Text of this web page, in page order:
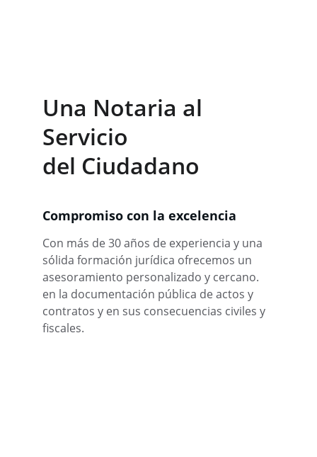
Una Notaria al
Servicio
del Ciudadano
Con más de 30 años de experiencia y una
sólida formación jurídica ofrecemos un
asesoramiento personalizado y cercano.
en la documentación pública de actos y
contratos y en sus consecuencias civiles y
fiscales.
Compromiso con la excelencia